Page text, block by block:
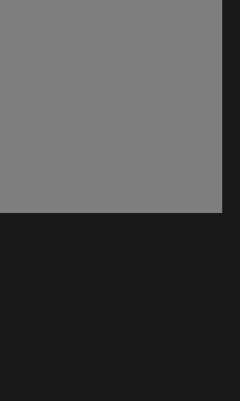
en nueva ventana)
nueva ventana)